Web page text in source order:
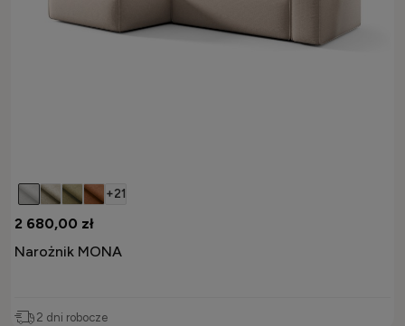
+21
2 680,00 zł
Narożnik MONA
2 dni robocze